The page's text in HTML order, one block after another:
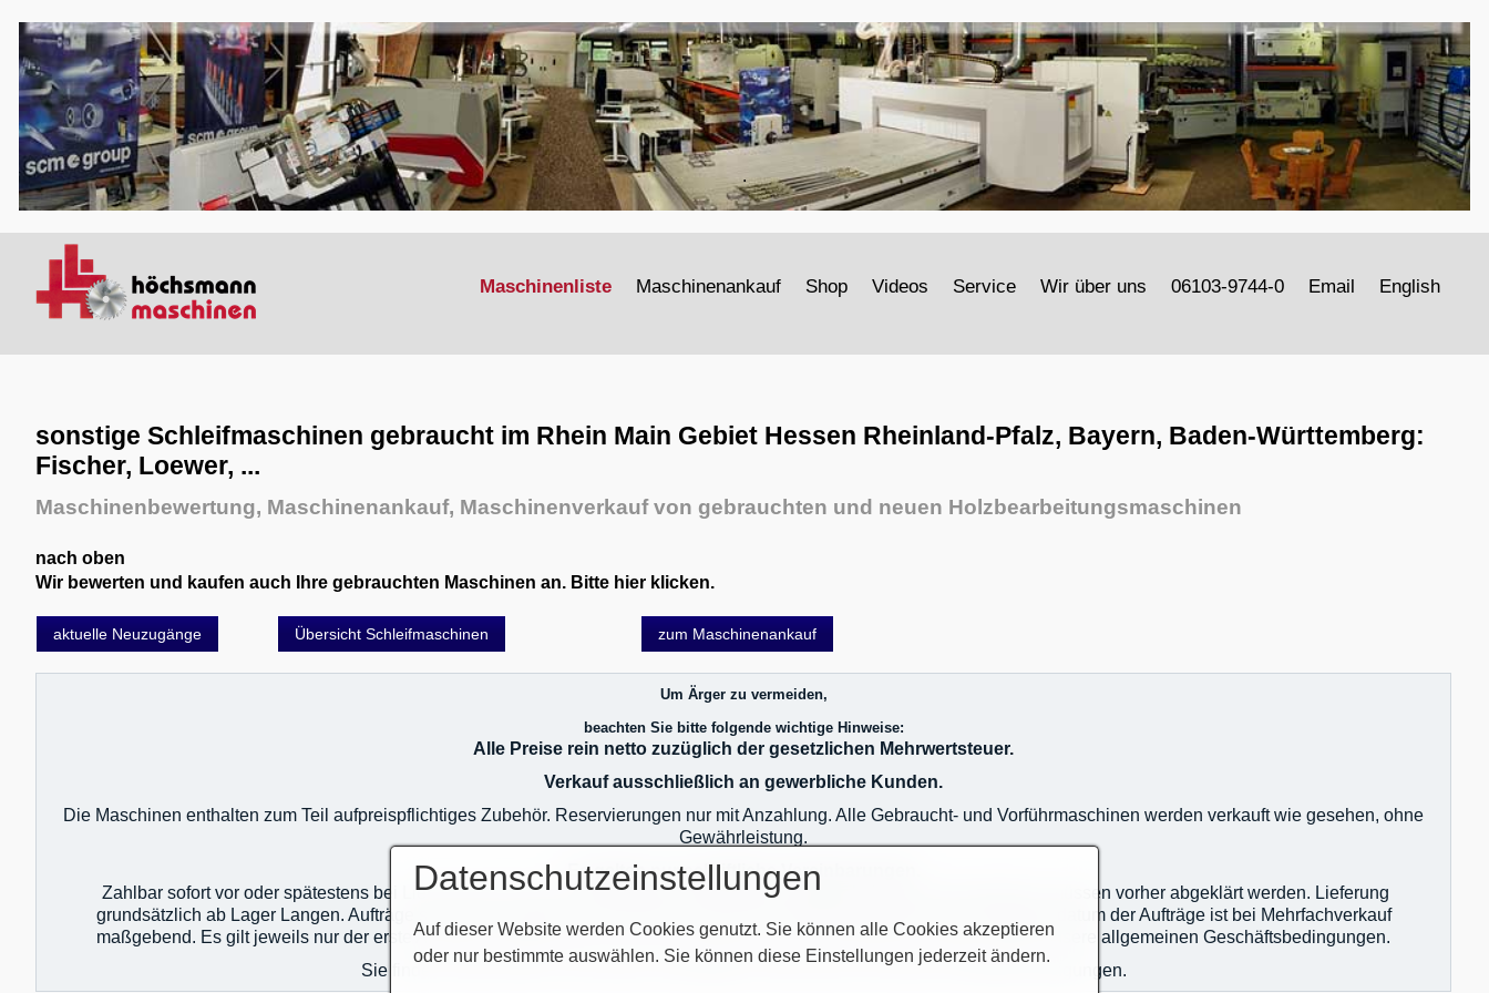
.
Maschinenliste Maschinenankauf Shop Videos Service Wir über uns 06103-9744-0 Email English
sonstige Schleifmaschinen gebraucht im Rhein Main Gebiet Hessen Rheinland-Pfalz, Bayern, Baden-Württemberg:
Fischer, Loewer, ...
Maschinenbewertung, Maschinenankauf, Maschinenverkauf von gebrauchten und neuen Holzbearbeitungsmaschinen
nach oben
Wir bewerten und kaufen auch Ihre gebrauchten Maschinen an. Bitte hier klicken.
aktuelle Neuzugänge Übersicht Schleifmaschinen zum Maschinenankauf
Um Ärger zu vermeiden,
beachten Sie bitte folgende wichtige Hinweise:
Alle Preise rein netto zuzüglich der gesetzlichen Mehrwertsteuer.
Verkauf ausschließlich an gewerbliche Kunden.
Die Maschinen enthalten zum Teil aufpreispflichtiges Zubehör. Reservierungen nur mit Anzahlung. Alle Gebraucht- und Vorführmaschinen werden verkauft wie gesehen, ohne
Gewährleistung.
Es gelten nur schriftliche Vereinbarungen.
Zahlbar sofort vor oder spätestens bei Lieferung oder durch Leasing (nach Absprache). Liefertechnische Schwierigkeiten müssen vorher abgeklärt werden. Lieferung
grundsätzlich ab Lager Langen. Aufträge sind unter Vorbehalt, und werden von der Geschäftsleitung geprüft. Das Eingangsdatum der Aufträge ist bei Mehrfachverkauf
maßgebend. Es gilt jeweils nur der erste Auftrag! Auslieferung erst nach zahlungstechnischer Klärung! Im Übrigen gelten unsere allgemeinen Geschäftsbedingungen.
Sie finden unsere AGB`s auf unserer Homepage im Netz oder auf unseren Auftragsbestätigungen.
Datenschutzeinstellungen
Auf dieser Website werden Cookies genutzt. Sie können alle Cookies akzeptieren
oder nur bestimmte auswählen. Sie können diese Einstellungen jederzeit ändern.